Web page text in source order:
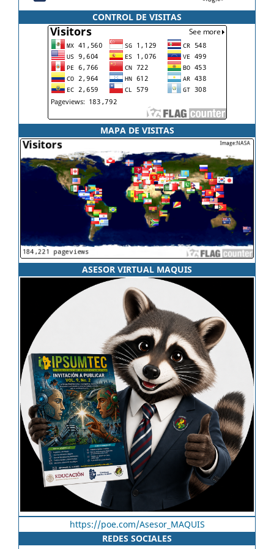
CONTROL DE VISITAS
MAPA DE VISITAS
ASESOR VIRTUAL MAQUIS
https://poe.com/Asesor_MAQUIS
REDES SOCIALES